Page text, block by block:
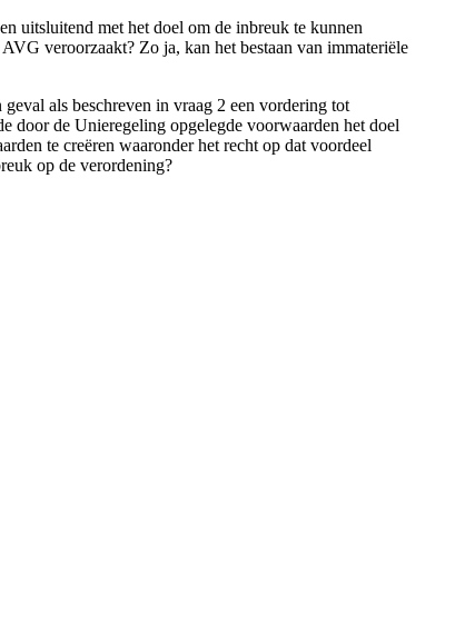
uitsluitend met het doel om de inbreuk te kunnen
veroorzaakt? Zo ja, kan het bestaan van immateriële
als beschreven in vraag 2 een vordering tot
door de Unieregeling opgelegde voorwaarden het doel
te creëren waaronder het recht op dat voordeel
op de verordening?